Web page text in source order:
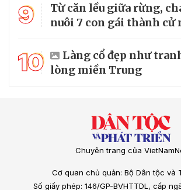
9
Từ căn lều giữa rừng,
nuôi 7 con gái thành cử
10
Làng cổ đẹp như
lòng miền Trung
Chuyên trang của
Cơ quan chủ quản: Bộ Dân tộc và
Số giấy phép: 146/GP-BVHTTDL, cấp